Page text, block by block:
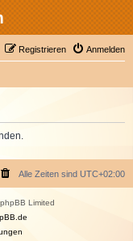
Anmelden
Registrieren
Alle Zeiten sind UTC+02:00
Limited